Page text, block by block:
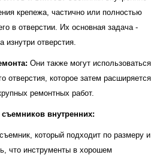
крепежа, частично или полностью
в отверстии. Их основная задача -
изнутри отверстия.
Они также могут использоваться
отверстия, которое затем расширяется
ремонтных работ.
внутренних:
который подходит по размеру и
что инструменты в хорошем